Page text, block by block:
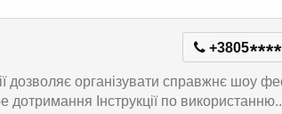
+3805****
дозволяє організувати справжнє шоу
Інструкції по